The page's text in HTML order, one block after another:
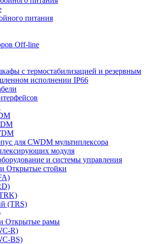
питания
Off-line
с термостабилизацией и резервным
исполнении IP66
для CWDM мультиплексора
модуля
и системы управления
Открытые стойки
(TRS)
Открытые рамы
R)
BS)